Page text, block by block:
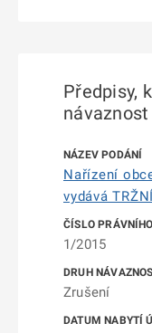
Předpisy,
návaznost
Nařízení
vydává
1/2015
Zrušení